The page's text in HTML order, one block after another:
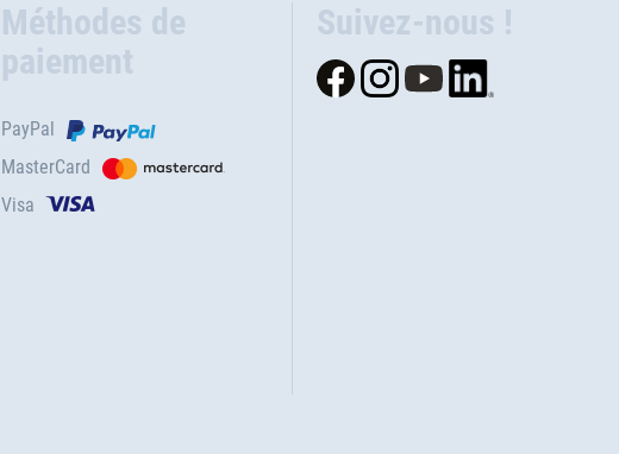
Méthodes de
paiement
PayPal
MasterCard
Visa
Suivez-nous !